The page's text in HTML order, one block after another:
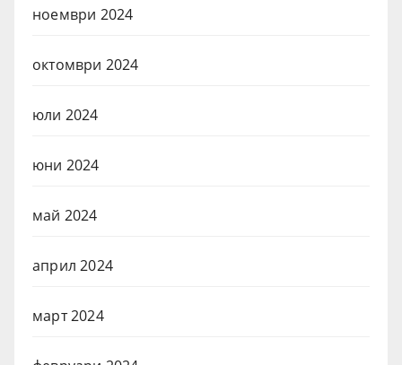
ноември 2024
октомври 2024
юли 2024
юни 2024
май 2024
април 2024
март 2024